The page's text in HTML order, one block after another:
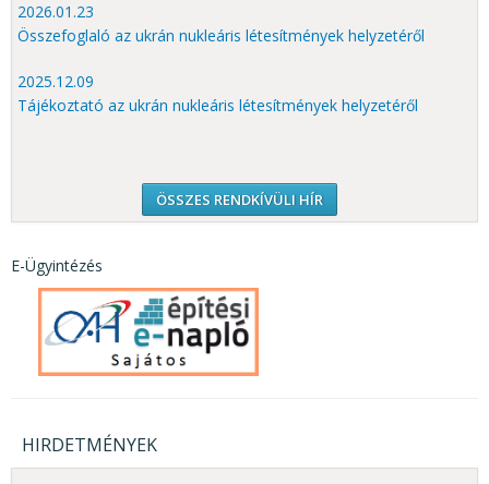
2026.01.23
Összefoglaló az ukrán nukleáris létesítmények helyzetéről
2025.12.09
Tájékoztató az ukrán nukleáris létesítmények helyzetéről
ÖSSZES RENDKÍVÜLI HÍR
E-Ügyintézés
HIRDETMÉNYEK